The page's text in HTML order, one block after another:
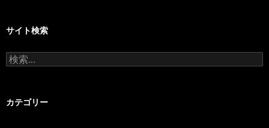
サイト検索
検
索:
カテゴリー